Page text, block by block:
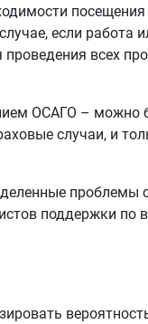
если работа
всех
ОСАГО – можно
случаи, и
поддержки